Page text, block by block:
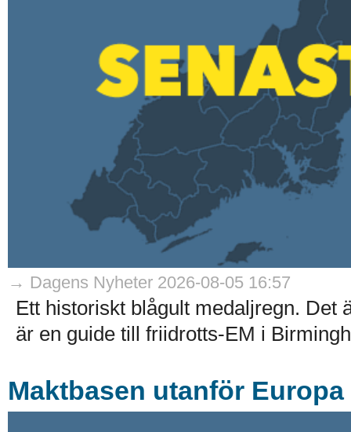
→ Dagens Nyheter 2026-08-05 16:57
Ett historiskt blågult medaljregn. Det
är en guide till friidrotts-EM i
Maktbasen utanför